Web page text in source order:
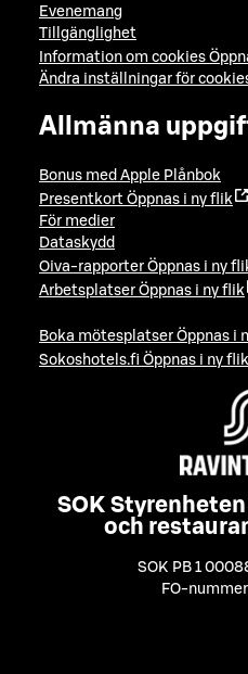
Evenemang
Tillgänglighet
Information om cookies
Ändra inställningar för
Allmänna
Bonus med Apple Plånbok
Presentkort Öppnas i ny flik
För medier
Dataskydd
Oiva-rapporter Öppnas i ny
Arbetsplatser Öppnas i ny flik
Boka mötesplatser Öppnas i
Sokoshotels.fi Öppnas i ny flik
SOK
och
SOK PB 1
FO-